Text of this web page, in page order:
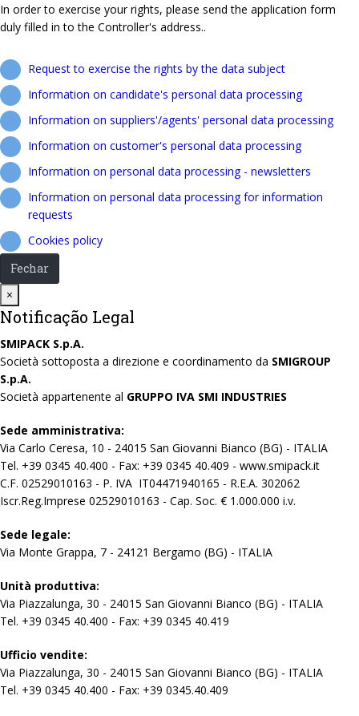
In order to exercise your rights, please send the application form
duly filled in to the Controller's address..
Request to exercise the rights by the data subject
Information on candidate's personal data processing
Information on suppliers'/agents' personal data processing
Information on customer's personal data processing
Information on personal data processing - newsletters
Information on personal data processing for information
requests
Cookies policy
Fechar
×
Notificação Legal
SMIPACK S.p.A.
Società sottoposta a direzione e coordinamento da SMIGROUP
S.p.A.
Società appartenente al GRUPPO IVA SMI INDUSTRIES
Sede amministrativa:
Via Carlo Ceresa, 10 - 24015 San Giovanni Bianco (BG) - ITALIA
Tel. +39 0345 40.400 - Fax: +39 0345 40.409 - www.smipack.it
C.F. 02529010163 - P. IVA IT04471940165 - R.E.A. 302062
Iscr.Reg.Imprese 02529010163 - Cap. Soc. € 1.000.000 i.v.
Sede legale:
Via Monte Grappa, 7 - 24121 Bergamo (BG) - ITALIA
Unità produttiva:
Via Piazzalunga, 30 - 24015 San Giovanni Bianco (BG) - ITALIA
Tel. +39 0345 40.400 - Fax: +39 0345 40.419
Ufficio vendite:
Via Piazzalunga, 30 - 24015 San Giovanni Bianco (BG) - ITALIA
Tel. +39 0345 40.400 - Fax: +39 0345.40.409